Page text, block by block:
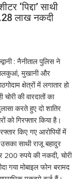
‘पिद्दा’ साथी
लाख नकदी
: नैनीताल पुलिस ने
मुखानी और
क्षेत्रों में लगातार हो
चोरी की वारदातों का
करते हुए दो शातिर
को गिरफ्तार किया है।
किए गए आरोपियों में
उसका साथी राजू बहादुर
रुपये की नकदी, चोरी
गया मोबाइल फोन बरामद